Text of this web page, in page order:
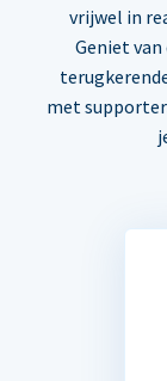
vrijwel in
Geniet
met